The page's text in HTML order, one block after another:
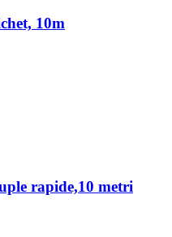
10m
rapide,10 metri